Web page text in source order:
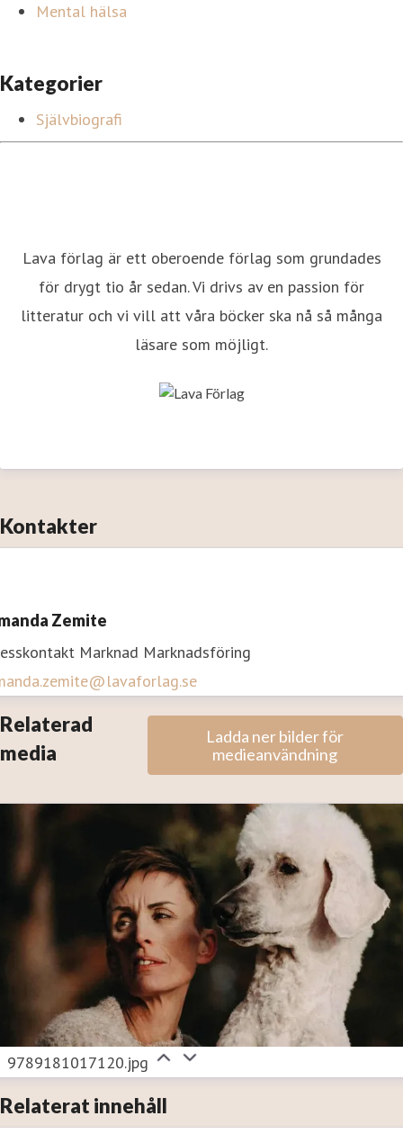
Mental hälsa
Kategorier
Självbiografi
Lava förlag är ett oberoende förlag som grundades
för drygt tio år sedan. Vi drivs av en passion för
litteratur och vi vill att våra böcker ska nå så många
läsare som möjligt.
Kontakter
Zemite
Marknad Marknadsföring
Relaterad
media
Ladda ner bilder för
medieanvändning
9789181017120.jpg
Relaterat innehåll